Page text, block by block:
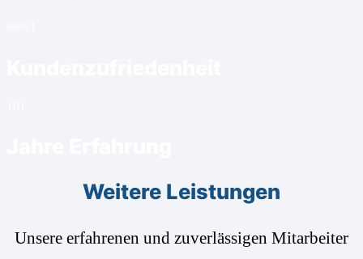
Weitere Leistungen
Unsere erfahrenen und zuverlässigen Mitarbeiter